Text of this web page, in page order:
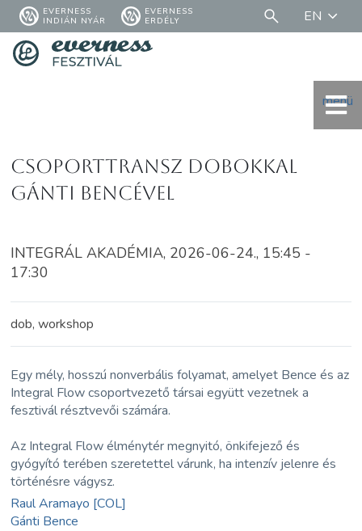
EVERNESS
INDIÁN NYÁR
EVERNESS
ERDÉLY
EN
menü
Csoporttransz Dobokkal
Gánti Bencével
INTEGRÁL AKADÉMIA, 2026-06-24., 15:45 -
17:30
dob, workshop
Egy mély, hosszú nonverbális folyamat, amelyet Bence és az
Integral Flow csoportvezető társai együtt vezetnek a
fesztivál résztvevői számára.
Az Integral Flow élménytér megnyitó, önkifejező és
gyógyító terében szeretettel várunk, ha intenzív jelenre és
történésre vágysz.
Raul Aramayo [COL]
Gánti Bence